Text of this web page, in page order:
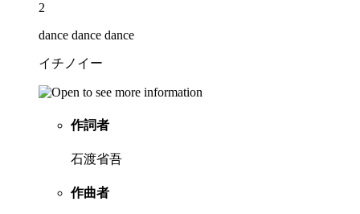
2
dance dance dance
イチノイー
作詞者
石渡省吾
作曲者